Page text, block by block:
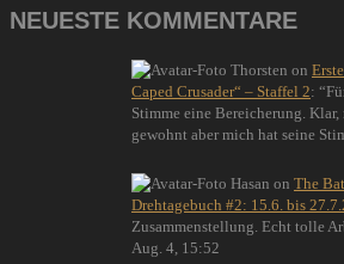
NEUESTE KOMMENTARE
Thorsten on
Caped Crusader“ – Staffel 2: “
Stimme eine Bereicherung.
gewohnt aber mich hat seine
Hasan on The
Drehtagebuch #2: 15.6. bis
Zusammenstellung. Echt tolle
Aug. 4, 15:52